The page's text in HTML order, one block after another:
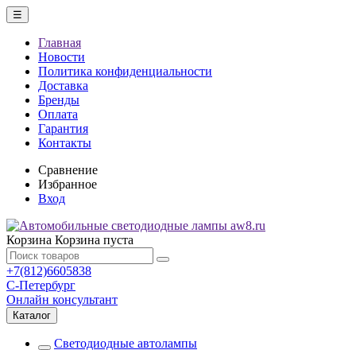
☰
Главная
Новости
Политика конфиденциальности
Доставка
Бренды
Оплата
Гарантия
Контакты
Сравнение
Избранное
Вход
Корзина Корзина пуста
+7(812)6605838
С-Петербург
Онлайн консультант
Каталог
Светодиодные автолампы